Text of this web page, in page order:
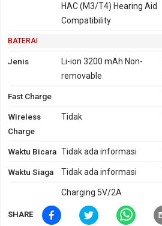
HAC (M3/T4) Hearing Aid
Compatibility
BATERAI
Jenis
Li-ion 3200 mAh Non-
removable
Fast Charge
Wireless
Charge
Tidak
Waktu Bicara Tidak ada informasi
Waktu Siaga Tidak ada informasi
Charging 5V/2A
SHARE